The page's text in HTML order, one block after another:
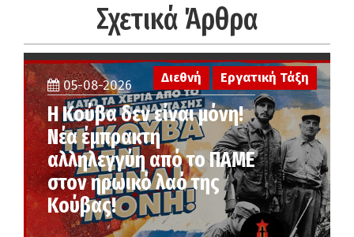
Σχετικά Άρθρα
Διεθνή Εργατική Τάξη
05-08-2026
Η Κούβα δεν είναι μόνη!
Νέα έμπρακτη
αλληλεγγύη από το ΠΑΜΕ
στον ηρωικό λαό της
Κούβας!